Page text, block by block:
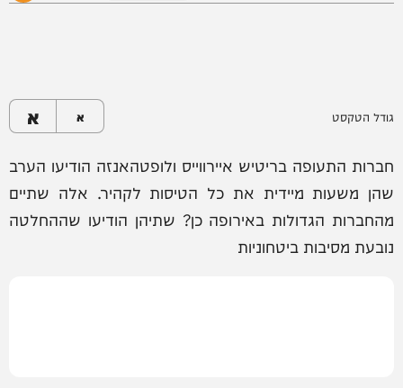
גודל הטקסט א א
חברות התעופה בריטיש איירווייס ולופטהאנזה הודיעו הערב
שהן משעות מיידית את כל הטיסות לקהיר. אלה שתיים
מהחברות הגדולות באירופה כן? שתיהן הודיעו שההחלטה
נובעת מסיבות ביטחוניות